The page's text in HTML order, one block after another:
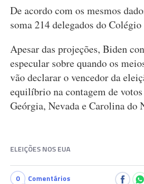
De acordo com os mesmos
soma 214 delegados do
Apesar das projeções, Biden
especular sobre quando os
vão declarar o vencedor da
equilíbrio na contagem de
Geórgia, Nevada e Carolina do
ELEIÇÕES NOS EUA
0 Comentários